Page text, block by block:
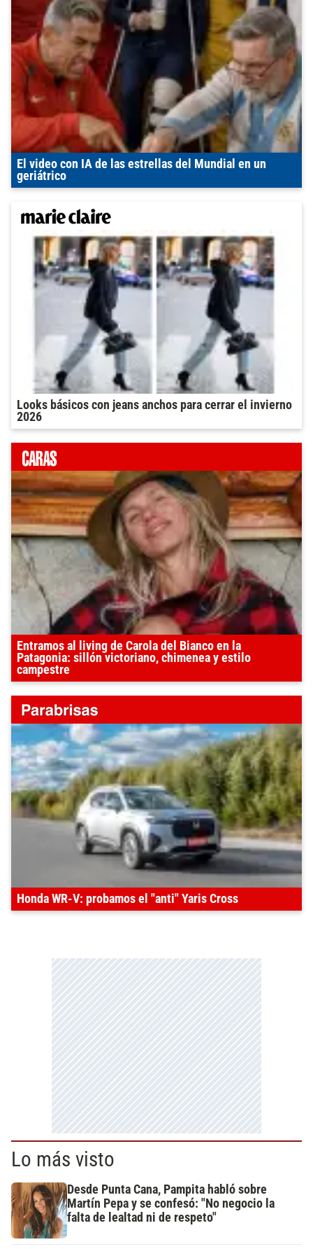
El video con IA de las estrellas del Mundial en un
geriátrico
Looks básicos con jeans anchos para cerrar el invierno
2026
Entramos al living de Carola del Bianco en la
Patagonia: sillón victoriano, chimenea y estilo
campestre
Honda WR-V: probamos el "anti" Yaris Cross
Lo más visto
Desde Punta Cana, Pampita habló sobre
Martín Pepa y se confesó: "No negocio la
falta de lealtad ni de respeto"